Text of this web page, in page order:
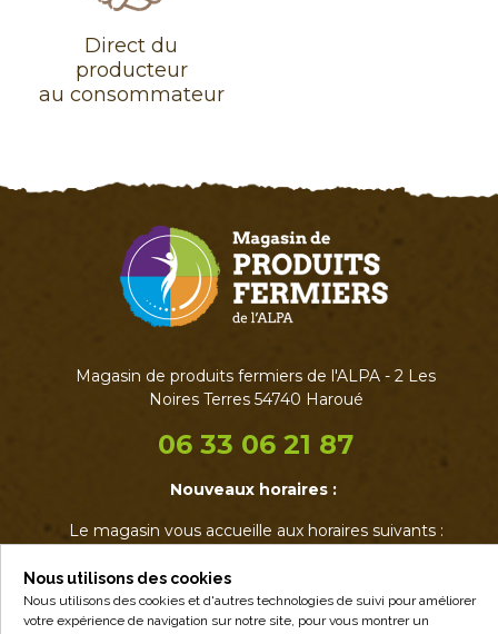
Direct du
producteur
au consommateur
Magasin de produits fermiers de l'ALPA - 2 Les
Noires Terres 54740 Haroué
06 33 06 21 87
Nouveaux horaires :
Le magasin vous accueille aux horaires suivants :
• Jeudi : 17h - 19h
• Vendredi : 14h - 19h
• Samedi : 9h - 12h30
Nous utilisons des cookies
Nous utilisons des cookies et d'autres technologies de suivi pour améliorer
votre expérience de navigation sur notre site, pour vous montrer un